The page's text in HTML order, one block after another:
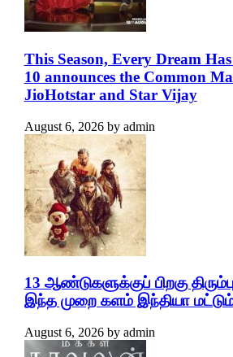
This Season, Every Dream
10 announces the Common
JioHotstar and Star Vijay
August 6, 2026by admin
13 ஆண்டுகளுக்குப் பிறகு
இந்த முறை களம் இந்தியா
August 6, 2026by admin